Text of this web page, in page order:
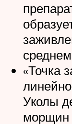
«Точка
Уколы
морщин